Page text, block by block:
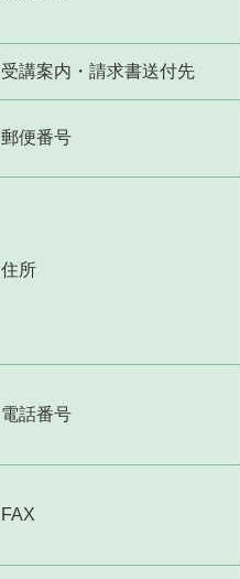
受講案内・請求書送付先
郵便番号
住所
電話番号
FAX